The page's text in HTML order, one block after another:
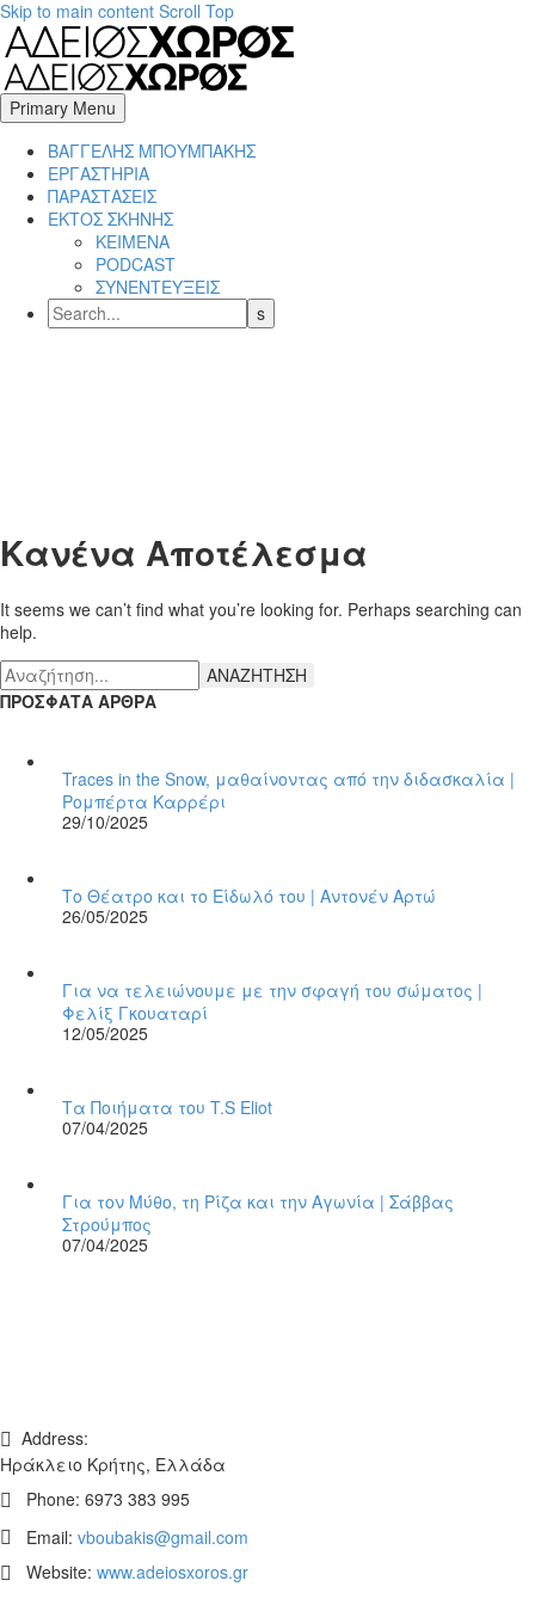
Skip to main content Scroll Top
Primary Menu
BΑΓΓΕΛΗΣ ΜΠΟΥΜΠΑΚΗΣ
ΕΡΓΑΣΤΗΡΙΑ
ΠΑΡΑΣΤΑΣΕΙΣ
ΕΚΤΟΣ ΣΚΗΝΗΣ
ΚΕΙΜΕΝΑ
PODCAST
ΣΥΝΕΝΤΕΥΞΕΙΣ
Κανένα Αποτέλεσμα
It seems we can’t find what you’re looking for. Perhaps searching can
help.
ΑΝΑΖΗΤΗΣΗ
ΠΡΟΣΦΑΤΑ ΑΡΘΡΑ
Traces in the Snow, μαθαίνοντας από την διδασκαλία |
Ρομπέρτα Καρρέρι
29/10/2025
Το Θέατρο και το Είδωλό του | Αντονέν Αρτώ
26/05/2025
Για να τελειώνουμε με την σφαγή του σώματος |
Φελίξ Γκουαταρί
12/05/2025
Τα Ποιήματα του T.S Eliot
07/04/2025
Για τον Μύθο, τη Ρίζα και την Αγωνία | Σάββας
Στρούμπος
07/04/2025
Address:
Ηράκλειο Κρήτης, Ελλάδα
Phone: 6973 383 995
Email: vboubakis@gmail.com
Website: www.adeiosxoros.gr